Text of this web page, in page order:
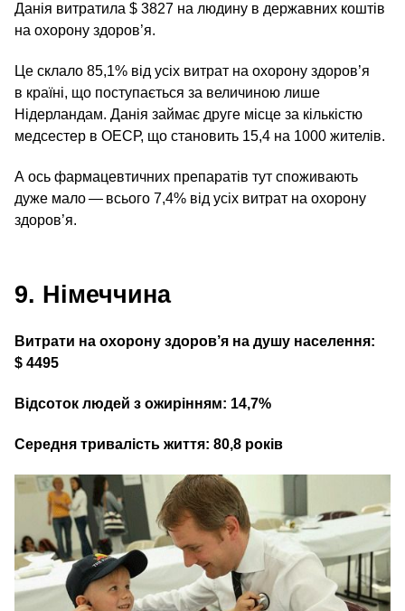
Данія витратила $ 3827 на людину в державних коштів
на охорону здоров’я.
Це склало 85,1% від усіх витрат на охорону здоров’я
в країні, що поступається за величиною лише
Нідерландам. Данія займає друге місце за кількістю
медсестер в ОЕСР, що становить 15,4 на 1000 жителів.
А ось фармацевтичних препаратів тут споживають
дуже мало — всього 7,4% від усіх витрат на охорону
здоров’я.
9. Німеччина
Витрати на охорону здоров’я на душу населення:
$ 4495
Відсоток людей з ожирінням: 14,7%
Середня тривалість життя: 80,8 років